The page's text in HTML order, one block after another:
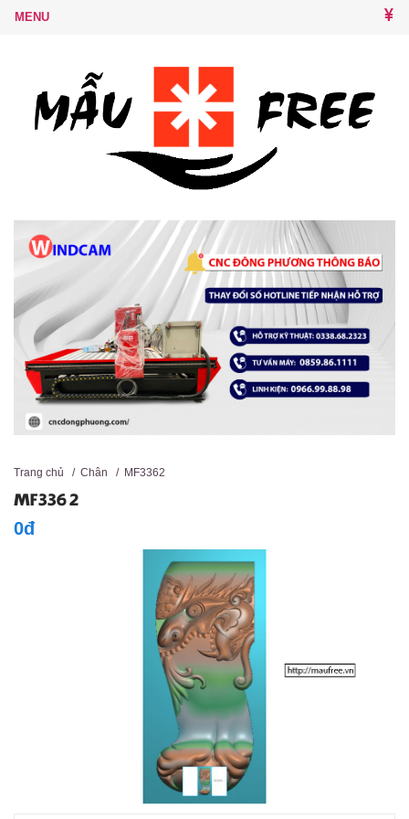
Trang chủ / Chân / MF3362
MF3362
0đ